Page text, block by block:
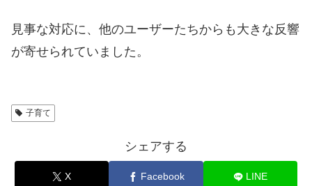
見事な対応に、他のユーザーたちからも大きな反響
が寄せられていました。
子育て
シェアする
X Facebook LINE